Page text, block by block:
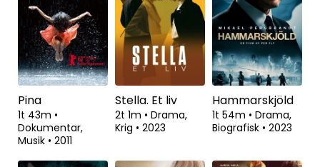
Pina
1t 43m •
Dokumentar,
Musik • 2011
Stella. Et liv
2t 1m • Drama,
Krig • 2023
Hammarskjöld
1t 54m • Drama,
Biografisk • 2023